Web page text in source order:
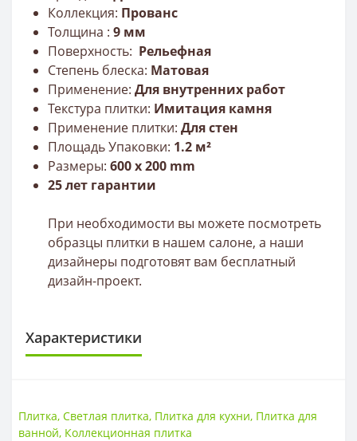
Коллекция: Прованс
Толщина : 9 мм
Поверхность: Рельефная
Степень блеска: Матовая
Применение: Для внутренних работ
Текстура плитки: Имитация камня
Применение плитки: Для стен
Площадь Упаковки: 1.2 м²
Размеры: 600 x 200 mm
25 лет гарантии
При необходимости вы можете посмотреть
образцы плитки в нашем салоне, а наши
дизайнеры подготовят вам бесплатный
дизайн-проект.
Характеристики
Поверхность Матовая, рельеф
Плитка,Светлая плитка, Плитка для кухни, Плитка для
ванной, Коллекционная плитка